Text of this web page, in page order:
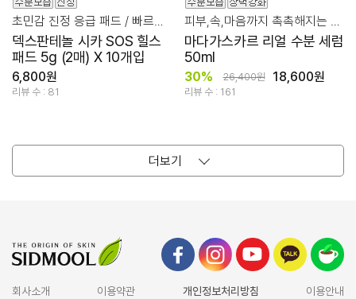
덱스판테놀 시카 SOS 힐스
패드 5g (2매) X 10개입
6,800원
리뷰 수 : 81
마다가스카르 리얼 수분 세럼
50ml
30% 26,400원 18,600원
리뷰 수 : 161
더보기
회사소개 이용약관 개인정보처리방침
이용안내